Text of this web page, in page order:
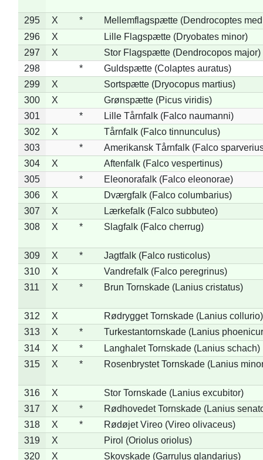
295 X *
Mellemflagspætte (Dendrocoptes
296
X
Lille Flagspætte (Dryobates minor)
297
X
Stor Flagspætte (Dendrocopos major)
298
*
Guldspætte (Colaptes auratus)
299
X
Sortspætte (Dryocopus martius)
300
X
Grønspætte (Picus viridis)
301
*
Lille Tårnfalk (Falco naumanni)
302
X
Tårnfalk (Falco tinnunculus)
303
*
Amerikansk Tårnfalk (Falco
304
X
Aftenfalk (Falco vespertinus)
305
*
Eleonorafalk (Falco eleonorae)
306
X
Dværgfalk (Falco columbarius)
307
X
Lærkefalk (Falco subbuteo)
308
X * Slagfalk (Falco cherrug)
309 X *
Jagtfalk (Falco rusticolus)
310
X
Vandrefalk (Falco peregrinus)
311
X * Brun Tornskade (Lanius cristatus)
312 X
Rødrygget Tornskade (Lanius collurio)
313
X *
Turkestantornskade (Lanius
314
X *
Langhalet Tornskade (Lanius schach)
315
X * Rosenbrystet Tornskade (Lanius
316 X
Stor Tornskade (Lanius excubitor)
317
X *
Rødhovedet Tornskade (Lanius
318
X *
Rødøjet Vireo (Vireo olivaceus)
319
X
Pirol (Oriolus oriolus)
320
X Skovskade (Garrulus glandarius)